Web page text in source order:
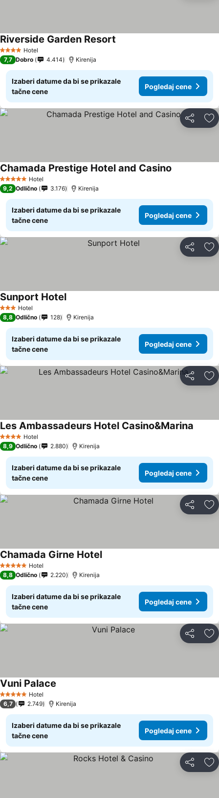
4 ZvezdiceHotel
Riverside Garden Resort
7,7 Dobro 4.414 Kirenija
Izaberi datume da bi se prikazale
tačne cene
Pogledaj cene
Deli
5 ZvezdiceHotel
Chamada Prestige Hotel and Casino
9,2 Odlično 3.176 Kirenija
Izaberi datume da bi se prikazale
tačne cene
Pogledaj cene
Deli
3 Zvezdice
Hotel
Sunport HotelPogledaj cene
8,8 Odlično 128 Kirenija
Izaberi datume da bi se prikazale
tačne cene
Pogledaj cene
Deli
4 ZvezdiceHotel
Les Ambassadeurs Hotel Casino&Marina
8,9 Odlično 2.880 Kirenija
Izaberi datume da bi se prikazale
tačne cene
Pogledaj cene
Deli
5 ZvezdiceHotel
Chamada Girne HotelPogledaj cene
8,8 Odlično 2.220 Kirenija
Izaberi datume da bi se prikazale
tačne cene
Pogledaj cene
Deli
5 ZvezdiceHotel
Vuni Palace
6,7 2.749 Kirenija
Izaberi datume da bi se prikazale
tačne cene
Pogledaj cene
Deli